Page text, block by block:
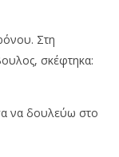
Στη
σκέφτηκα:
να δουλεύω στο